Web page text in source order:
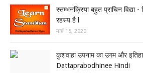
स्तम्भनक्रिया बहुत प्राचिन विद्या
रहस्य है l
मार्च 15, 2020
कुशवाहा उपनाम का उगम और
Dattaprabodhinee Hindi